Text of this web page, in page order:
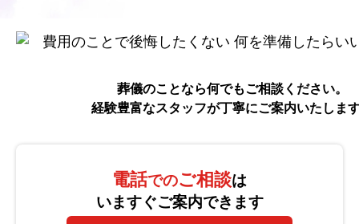
葬儀のことなら何でもご相談ください。
経験豊富なスタッフが丁寧にご案内いたしま
電話でのご相談は
いますぐご案内できます